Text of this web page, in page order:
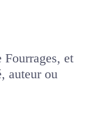
et
auteur ou